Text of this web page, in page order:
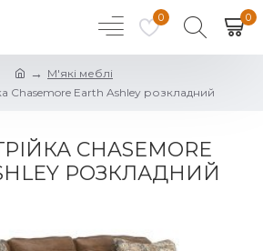
0 0
М'які меблі
Chasemore Earth Ashley розкладний
CHASEMORE
РОЗКЛАДНИЙ